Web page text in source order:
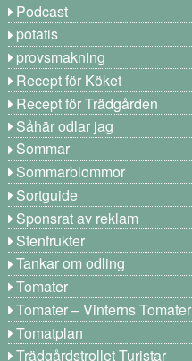
Podcast
potatis
provsmakning
Recept för Köket
Recept för Trädgården
Såhär odlar jag
Sommar
Sommarblommor
Sortguide
Sponsrat av reklam
Stenfrukter
Tankar om odling
Tomater
Tomater – Vinterns Tomater
Tomatplan
Trädgårdstrollet Turistar